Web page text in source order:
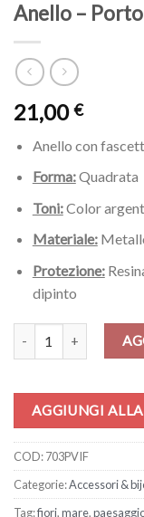
Anello –
21,00€
Anello con
Forma:Quadrata
Toni:Color
Materiale:
Protezione:
dipinto
Anello – Porto
AGGIUNGI
COD:703PVIF
Categorie:Accessori &
Tag:fiori,mare,